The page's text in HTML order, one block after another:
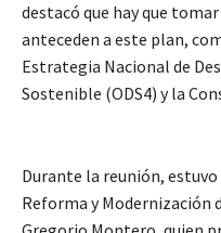
destacó que hay que
anteceden a este plan,
Estrategia Nacional de
Sostenible (ODS4) y la
Durante la reunión,
Reforma y Modernización